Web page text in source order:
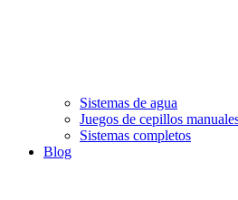
Sistemas de agua
Juegos de cepillos
Sistemas completos
Blog